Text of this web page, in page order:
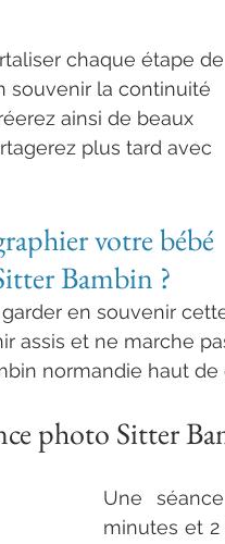
chaque étape de
souvenir la continuité
ainsi de beaux
plus tard avec
votre bébé
Bambin ?
en souvenir
assis et ne marche
normandie haut de
photo Sitter
Une
minutes et